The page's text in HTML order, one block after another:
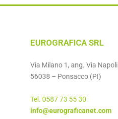
EUROGRAFICA SRL
Via Milano 1, ang. Via Napoli
56038 – Ponsacco (PI)
Tel. 0587 73 55 30
info@eurograficanet.com